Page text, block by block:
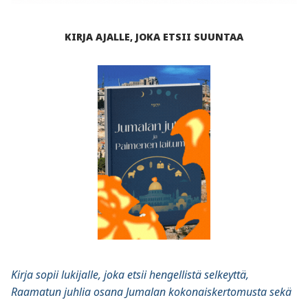
KIRJA AJALLE, JOKA ETSII SUUNTAA
Kirja sopii lukijalle, joka etsii hengellistä selkeyttä,
Raamatun juhlia osana Jumalan kokonaiskertomusta sekä